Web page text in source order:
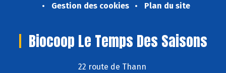
Gestion des cookies
Plan du site
Biocoop Le Temps Des Saisons
22 route de Thann